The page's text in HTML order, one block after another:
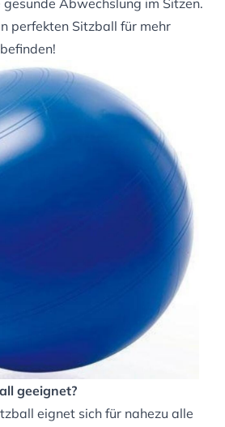
Abwechslung im Sitzen.
perfekten Sitzball für mehr
geeignet?
eignet sich für nahezu alle